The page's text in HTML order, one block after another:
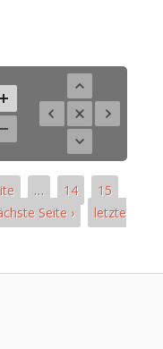
… 14
15
Seite ›
letzte